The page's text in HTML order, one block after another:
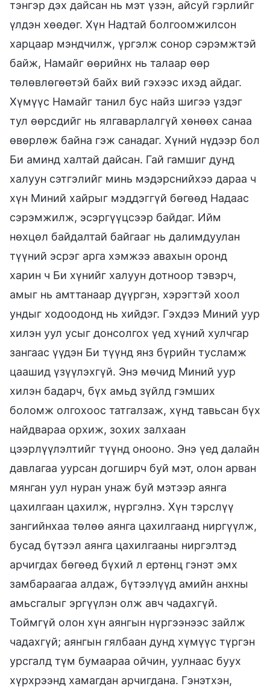
тэнгэр дэх дайсан нь мэт үзэн, айсуй гэрлийг
үлдэн хөөдөг. Хүн Надтай болгоомжилсон
харцаар мэндчилж, үргэлж сонор сэрэмжтэй
байж, Намайг өөрийнх нь талаар өөр
төлөвлөгөөтэй байх вий гэхээс ихэд айдаг.
Хүмүүс Намайг танил бус найз шигээ үздэг
тул өөрсдийг нь ялгаварлалгүй хөнөөх санаа
өвөрлөж байна гэж санадаг. Хүний нүдээр бол
Би аминд халтай дайсан. Гай гамшиг дунд
халуун сэтгэлийг минь мэдэрснийхээ дараа ч
хүн Миний хайрыг мэддэггүй бөгөөд Надаас
сэрэмжилж, эсэргүүцсээр байдаг. Ийм
нөхцөл байдалтай байгааг нь далимдуулан
түүний эсрэг арга хэмжээ авахын оронд
харин ч Би хүнийг халуун дотноор тэвэрч,
амыг нь амттанаар дүүргэн, хэрэгтэй хоол
ундыг ходоодонд нь хийдэг. Гэхдээ Миний уур
хилэн уул усыг донсолгох үед хүний хулчгар
зангаас үүдэн Би түүнд янз бүрийн тусламж
цаашид үзүүлэхгүй. Энэ мөчид Миний уур
хилэн бадарч, бүх амьд зүйлд гэмших
боломж олгохоос татгалзаж, хүнд тавьсан бүх
найдвараа орхиж, зохих залхаан
цээрлүүлэлтийг түүнд онооно. Энэ үед далайн
давлагаа уурсан догширч буй мэт, олон арван
мянган уул нуран унаж буй мэтээр аянга
цахилгаан цахилж, нүргэлнэ. Хүн тэрслүү
зангийнхаа төлөө аянга цахилгаанд ниргүүлж,
бусад бүтээл аянга цахилгааны ниргэлтэд
арчигдах бөгөөд бүхий л ертөнц гэнэт эмх
замбараагаа алдаж, бүтээлүүд амийн анхны
амьсгалыг эргүүлэн олж авч чадахгүй.
Тоймгүй олон хүн аянгын нүргээнээс зайлж
чадахгүй; аянгын гялбаан дунд хүмүүс түргэн
урсгалд түм бумаараа ойчин, уулнаас буух
хүрхрээнд хамагдан арчигдана. Гэнэтхэн,